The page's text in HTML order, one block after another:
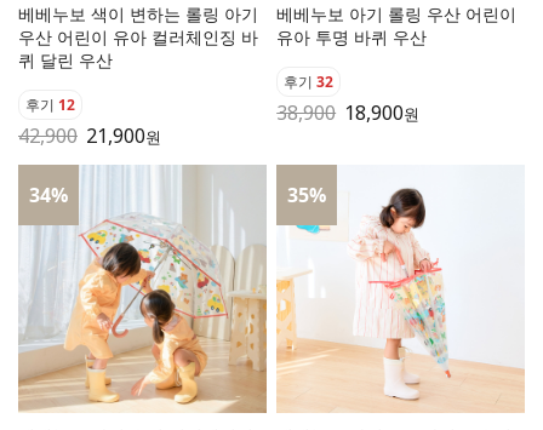
베베누보 색이 변하는 롤링 아기
우산 어린이 유아 컬러체인징 바
퀴 달린 우산
후기 12
42,900 21,900원
베베누보 아기 롤링 우산 어린이
유아 투명 바퀴 우산
후기32
38,900 18,900원
34% 35%